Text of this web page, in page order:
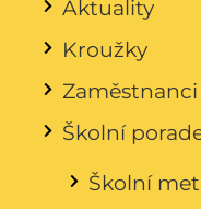
Aktuality
Kroužky
Zaměstnanci
Školní
Školní